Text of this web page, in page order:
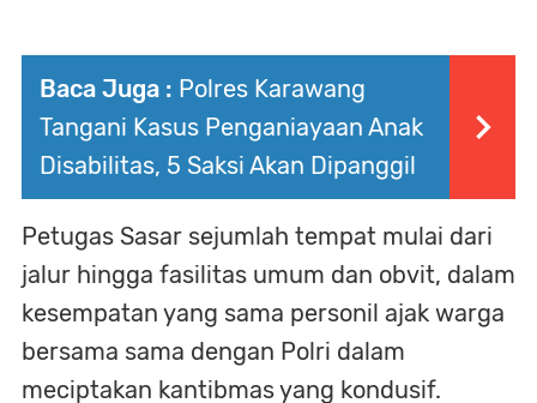
Baca Juga : Polres Karawang
Tangani Kasus Penganiayaan Anak
Disabilitas, 5 Saksi Akan Dipanggil
Petugas Sasar sejumlah tempat mulai dari
jalur hingga fasilitas umum dan obvit, dalam
kesempatan yang sama personil ajak warga
bersama sama dengan Polri dalam
meciptakan kantibmas yang kondusif.